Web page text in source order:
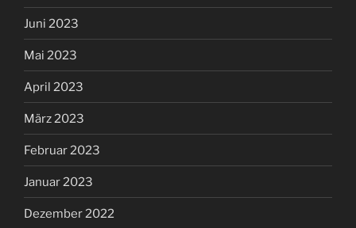
Juni 2023
Mai 2023
April 2023
März 2023
Februar 2023
Januar 2023
Dezember 2022